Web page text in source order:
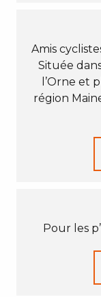
Amis
Située
l’Orne et
région
Pour les